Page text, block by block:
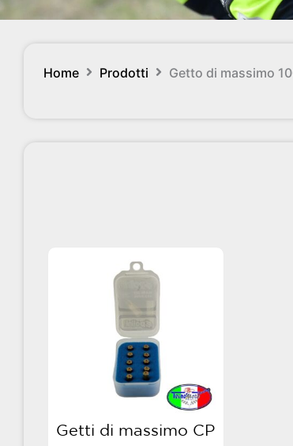
Home Prodotti Getto di massimo
Getti di massimo CP
prodotto
più
varianti.
Le
opzioni
possono
essere
scelte